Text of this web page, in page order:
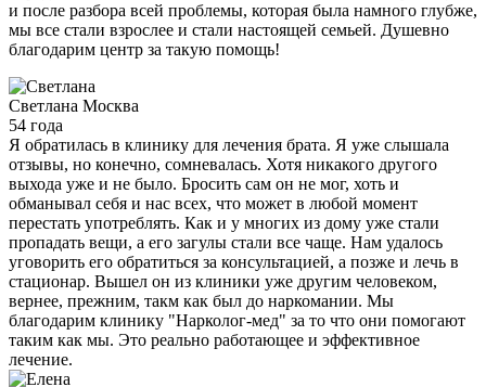
и после разбора всей проблемы, которая была намного глубже,
мы все стали взрослее и стали настоящей семьей. Душевно
благодарим центр за такую помощь!
Светлана Москва
54 года
Я обратилась в клинику для лечения брата. Я уже слышала
отзывы, но конечно, сомневалась. Хотя никакого другого
выхода уже и не было. Бросить сам он не мог, хоть и
обманывал себя и нас всех, что может в любой момент
перестать употреблять. Как и у многих из дому уже стали
пропадать вещи, а его загулы стали все чаще. Нам удалось
уговорить его обратиться за консультацией, а позже и лечь в
стационар. Вышел он из клиники уже другим человеком,
вернее, прежним, такм как был до наркомании. Мы
благодарим клинику "Нарколог-мед" за то что они помогают
таким как мы. Это реально работающее и эффективное
лечение.